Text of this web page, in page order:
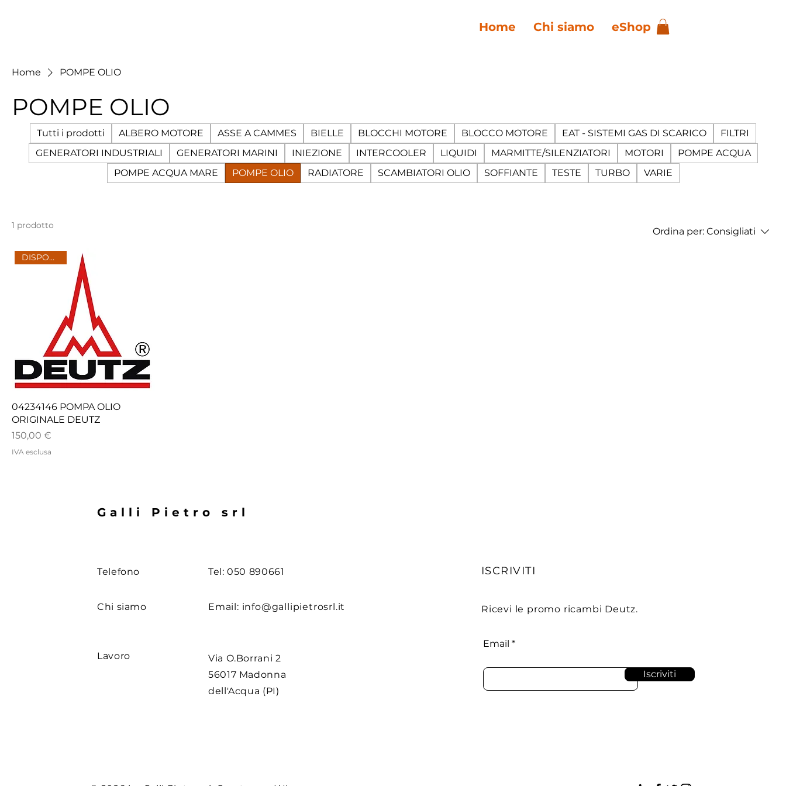
Home Chi siamo eShop
Home POMPE OLIO
POMPE OLIO
Tutti i prodotti ALBERO MOTORE ASSE A CAMMES BIELLE BLOCCHI MOTORE BLOCCO MOTORE EAT - SISTEMI GAS DI SCARICO
FILTRI
GENERATORI INDUSTRIALI
GENERATORI MARINI INIEZIONE INTERCOOLER LIQUIDI MARMITTE/SILENZIATORI MOTORI
POMPE ACQUA
POMPE ACQUA MARE
POMPE OLIO RADIATORE SCAMBIATORI OLIO SOFFIANTE TESTE TURBO VARIE
1 prodotto
Ordina per: Consigliati
Vista rapida
DISPONIBILE
04234146 POMPA OLIO
ORIGINALE DEUTZ
Prezzo
150,00 €
IVA esclusa
Galli Pietro srl
Telefono Tel: 050 890661
Chi siamo Email: info@gallipietrosrl.it
Lavoro
Via O.Borrani 2
56017 Madonna
dell'Acqua (PI)
ISCRIVITI
Ricevi le promo ricambi Deutz.
Email
Iscriviti